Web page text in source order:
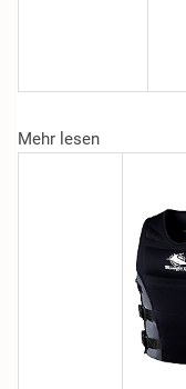
Mehr lesen